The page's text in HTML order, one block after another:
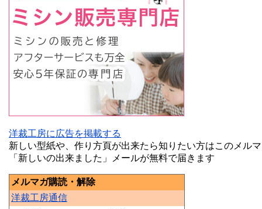
洋裁工房に広告を掲載する
新しい型紙や、作り方頁が出来たら知りたい方はこのメル
「新しいの出来ました」メールが無料で届きます
メルマガ購読・解除
洋裁工房通信